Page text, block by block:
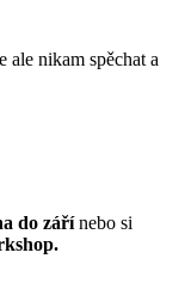
nikam spěchat a
do zářínebo si